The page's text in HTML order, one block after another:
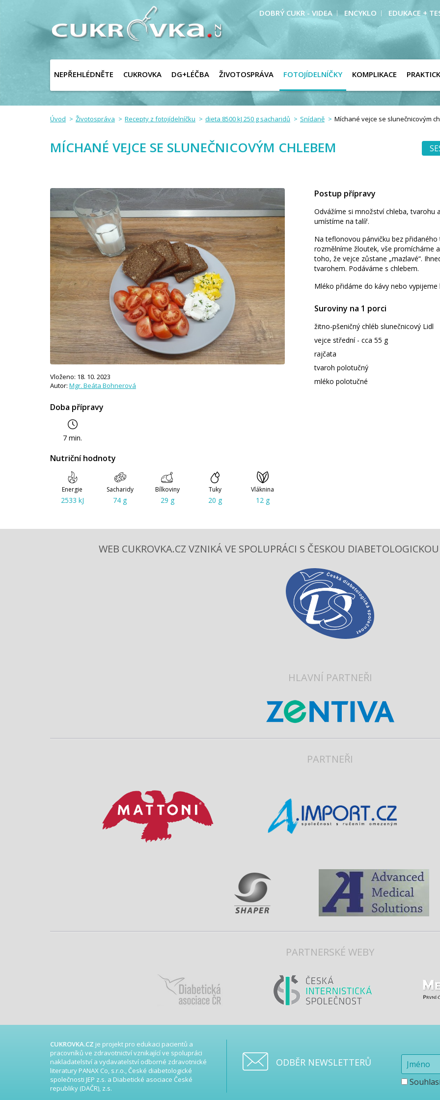
DOBRÝ CUKR - VIDEA ENCYKLO EDUKACE +
NEPŘEHLÉDNĚTE CUKROVKA DG+LÉČBA ŽIVOTOSPRÁVA FOTOJÍDELNÍČKY KOMPLIKACE
Úvod Životospráva Recepty z fotojídelníčku dieta 8500 kJ 250 g sacharidů Snídaně Míchané vejce se slunečnicovým
MÍCHANÉ VEJCE SE SLUNEČNICOVÝM CHLEBEM
Doba přípravy
7 min.
Vloženo: 18. 10. 2023
Autor: Mgr. Beáta Bohnerová
Nutriční hodnoty
Energie
2533 kJ
Sacharidy
74 g
Bílkoviny
29 g
Tuky
20 g
Vláknina
12 g
Postup přípravy
Odvážíme si množství chleba, tvarohu
umístíme na talíř.
Na teflonovou pánvičku bez
rozmělníme žloutek, vše promícháme
toho, že vejce zůstane „mazlavé“.
tvarohem. Podáváme s chlebem.
Mléko přidáme do kávy nebo vypijeme
Suroviny na 1 porci
žitno-pšeničný chléb slunečnicový Lidl
vejce střední - cca 55 g
rajčata
tvaroh polotučný
mléko polotučné
WEB CUKROVKA.CZ VZNIKÁ VE SPOLUPRÁCI S ČESKOU
HLAVNÍ PARTNEŘI
PARTNEŘI
PARTNERSKÉ WEBY
CUKROVKA.CZ je projekt pro edukaci pacientů a
pracovníků ve zdravotnictví vznikající ve spolupráci
nakladatelství a vydavatelství odborné zdravotnické
literatury PANAX Co, s.r.o., České diabetologické
společnosti JEP z.s. a Diabetické asociace České
republiky (DAČR), z.s.
ODBĚR NEWSLETTERŮ